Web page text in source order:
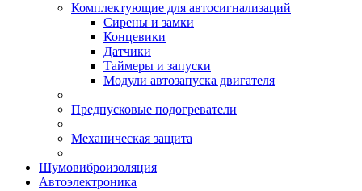
Комплектующие для автосигнализаций
Сирены и замки
Концевики
Датчики
Таймеры и запуски
Модули автозапуска двигателя
Предпусковые подогреватели
Механическая защита
Шумовиброизоляция
Автоэлектроника